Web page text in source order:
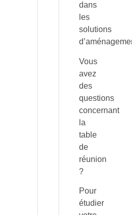
dans
les
solutions
Vous
avez
des
questions
concernant
la
table
de
réunion
?
Pour
étudier